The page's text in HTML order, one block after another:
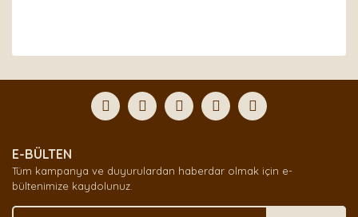
Yorum Yaz
formunu kullanarak tarafımıza iletebilirsiniz.
Görüş ve önerileriniz için teşekkür ederiz.
Ürün açıklamasında eksik bilgiler bulunuyor.
Ürün bilgilerinde hatalar bulunuyor.
Ürün fiyatı diğer sitelerden daha pahalı.
E-BÜLTEN
Tüm kampanya ve duyurulardan haberdar olmak için e-
bültenimize kaydolunuz.